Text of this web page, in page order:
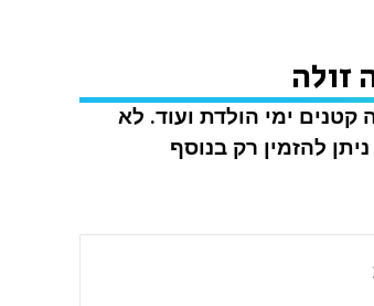
זולה
קטנים ימי הולדת ועוד. לא
להזמין רק בנוסף